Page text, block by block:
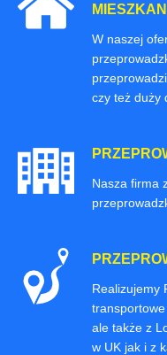
W naszej
czy też duży
Nasza firma
Realizujemy
transportowe
ale także z
w UK jak i z